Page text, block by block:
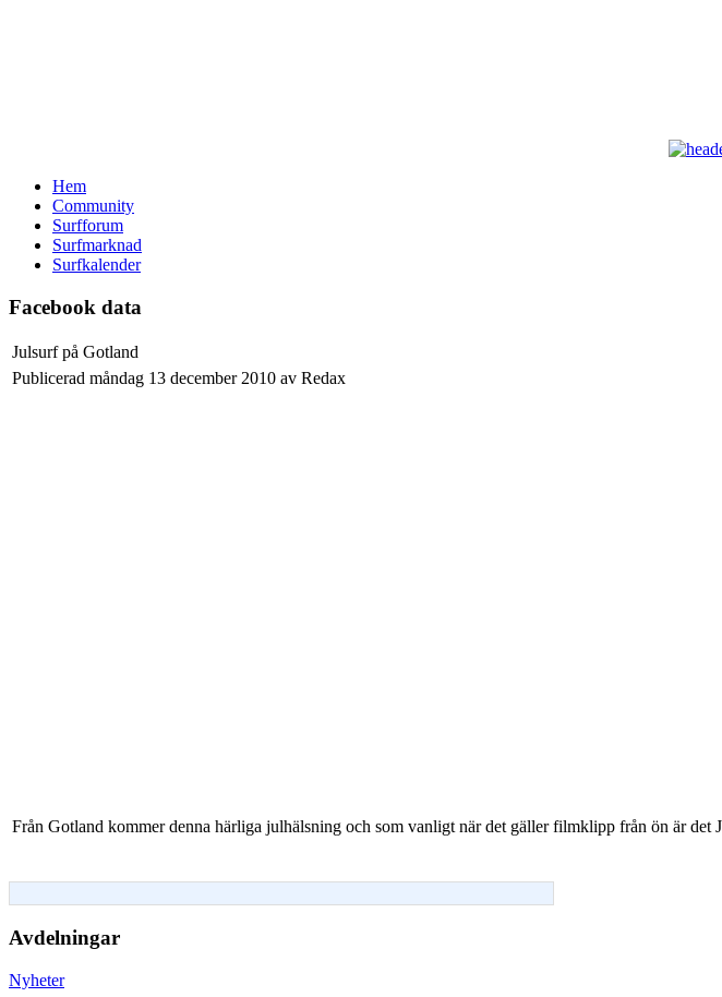
Hem
Community
Surfforum
Surfmarknad
Surfkalender
Facebook data
Julsurf på Gotland
Publicerad måndag 13 december 2010 av Redax
Från Gotland kommer denna härliga julhälsning och som vanligt när det gäller filmklipp från ön är det
Avdelningar
Nyheter